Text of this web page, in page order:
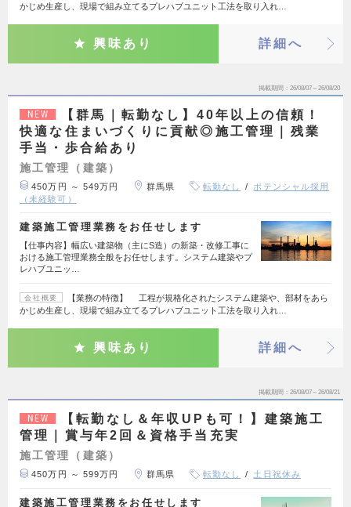
かじめ生産し、現場で組み立てるプレハブユニット工法を取り入れ…
興味あり 詳細へ
掲載期間 26/08/07～26/08/20
NEW
【群馬｜転勤なし】40年以上の信頼！
快適な住まいづくりに貢献◎施工管理｜残業
手当・歩合給あり
施工管理（建築）
450万円 ～ 549万円 群馬県 転勤なし
ポテンシャル採用
（未経験可）
建築施工管理業務をお任せします
【仕事内容】幅広い建築物（主にS造）の新築・改修工事に
おける施工管理業務全般をお任せします。システム建築やプ
レハブユニッ…
会社概要
【業務の特徴】 工程が規格化されたシステム建築や、部材をあら
かじめ生産し、現場で組み立てるプレハブユニット工法を取り入れ…
興味あり 詳細へ
掲載期間 26/08/07～26/08/21
NEW
【転勤なし＆年収UPも可！】建築施工
管理｜賞与年2回＆資格手当充実
施工管理（建築）
450万円 ～ 599万円 群馬県 転勤なし 土日祝休み
建築施工管理業務をお任せします